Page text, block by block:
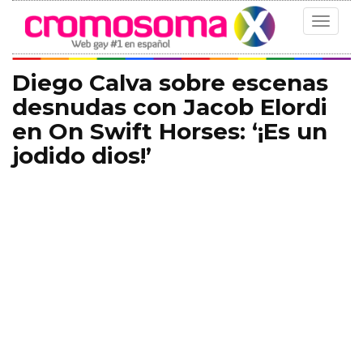
Toggle
Diego Calva sobre escenas
desnudas con Jacob Elordi
en On Swift Horses: ‘¡Es un
jodido dios!’